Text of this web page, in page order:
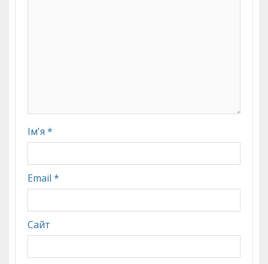
Ім'я *
Email *
Сайт